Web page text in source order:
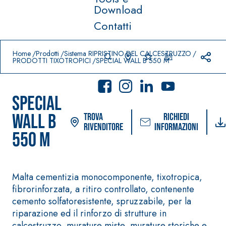
Download
Contatti
Home Prodotti Sistema RIPRISTINO DEL CALCESTRUZZO
PRODOTTI TIXOTROPICI SPECIAL WALL B 550 M
SPECIAL
WALL B
550 M
Trova
rivenditore
Richiedi
informazioni
Malta cementizia monocomponente, tixotropica,
fibrorinforzata, a ritiro controllato, contenente
cemento solfatoresistente, spruzzabile, per la
riparazione ed il rinforzo di strutture in
Prodotti in primo piano
AQUA
ZIP ®
–
IMPERMEABILIZZ
ANTI
AQUAZIP ONE PRO
PITTURE
SICURA G3
Idropittura
ultra opaca ad